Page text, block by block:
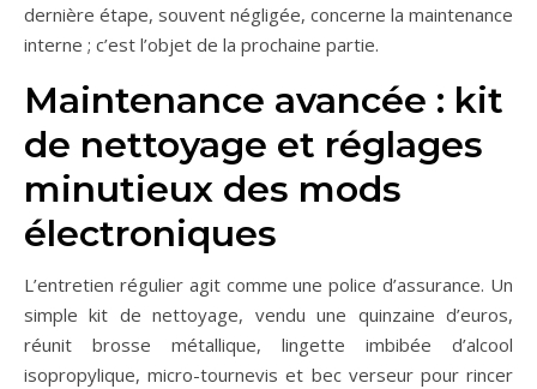
dernière étape, souvent négligée, concerne la maintenance
interne ; c’est l’objet de la prochaine partie.
Maintenance avancée : kit
de nettoyage et réglages
minutieux des mods
électroniques
L’entretien régulier agit comme une police d’assurance. Un
simple kit de nettoyage, vendu une quinzaine d’euros,
réunit brosse métallique, lingette imbibée d’alcool
isopropylique, micro-tournevis et bec verseur pour rincer